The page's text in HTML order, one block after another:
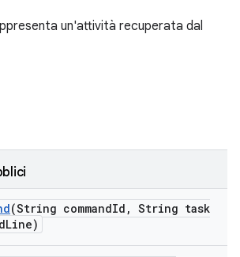
un'attività recuperata dal
(String commandId , String task
Line)